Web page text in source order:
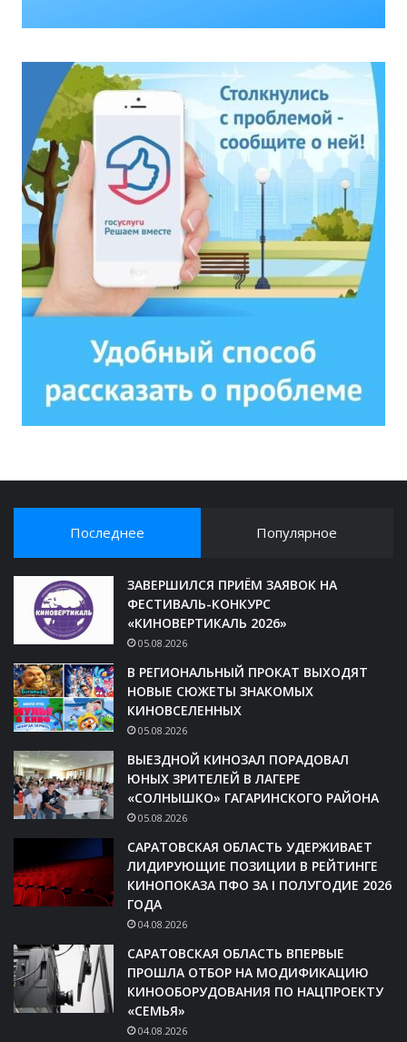
Последнее Популярное
ЗАВЕРШИЛСЯ ПРИЁМ ЗАЯВОК НА
ФЕСТИВАЛЬ-КОНКУРС
«КИНОВЕРТИКАЛЬ 2026»
05.08.2026
В РЕГИОНАЛЬНЫЙ ПРОКАТ ВЫХОДЯТ
НОВЫЕ СЮЖЕТЫ ЗНАКОМЫХ
КИНОВСЕЛЕННЫХ
05.08.2026
ВЫЕЗДНОЙ КИНОЗАЛ ПОРАДОВАЛ
ЮНЫХ ЗРИТЕЛЕЙ В ЛАГЕРЕ
«СОЛНЫШКО» ГАГАРИНСКОГО РАЙОНА
05.08.2026
САРАТОВСКАЯ ОБЛАСТЬ УДЕРЖИВАЕТ
ЛИДИРУЮЩИЕ ПОЗИЦИИ В РЕЙТИНГЕ
КИНОПОКАЗА ПФО ЗА I ПОЛУГОДИЕ 2026
ГОДА
04.08.2026
САРАТОВСКАЯ ОБЛАСТЬ ВПЕРВЫЕ
ПРОШЛА ОТБОР НА МОДИФИКАЦИЮ
КИНООБОРУДОВАНИЯ ПО НАЦПРОЕКТУ
«СЕМЬЯ»
04.08.2026